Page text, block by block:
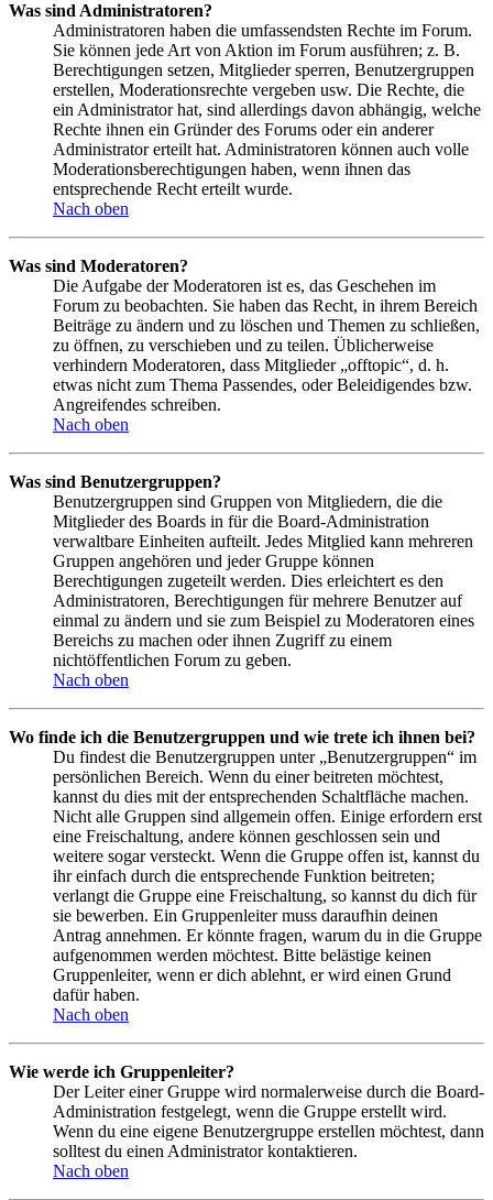
Was sind Administratoren?
Administratoren haben die umfassendsten Rechte im Forum.
Sie können jede Art von Aktion im Forum ausführen; z. B.
Berechtigungen setzen, Mitglieder sperren, Benutzergruppen
erstellen, Moderationsrechte vergeben usw. Die Rechte, die
ein Administrator hat, sind allerdings davon abhängig, welche
Rechte ihnen ein Gründer des Forums oder ein anderer
Administrator erteilt hat. Administratoren können auch volle
Moderationsberechtigungen haben, wenn ihnen das
entsprechende Recht erteilt wurde.
Nach oben
Was sind Moderatoren?
Die Aufgabe der Moderatoren ist es, das Geschehen im
Forum zu beobachten. Sie haben das Recht, in ihrem Bereich
Beiträge zu ändern und zu löschen und Themen zu schließen,
zu öffnen, zu verschieben und zu teilen. Üblicherweise
verhindern Moderatoren, dass Mitglieder „offtopic“, d. h.
etwas nicht zum Thema Passendes, oder Beleidigendes bzw.
Angreifendes schreiben.
Nach oben
Was sind Benutzergruppen?
Benutzergruppen sind Gruppen von Mitgliedern, die die
Mitglieder des Boards in für die Board-Administration
verwaltbare Einheiten aufteilt. Jedes Mitglied kann mehreren
Gruppen angehören und jeder Gruppe können
Berechtigungen zugeteilt werden. Dies erleichtert es den
Administratoren, Berechtigungen für mehrere Benutzer auf
einmal zu ändern und sie zum Beispiel zu Moderatoren eines
Bereichs zu machen oder ihnen Zugriff zu einem
nichtöffentlichen Forum zu geben.
Nach oben
Wo finde ich die Benutzergruppen und wie trete ich ihnen bei?
Du findest die Benutzergruppen unter „Benutzergruppen“ im
persönlichen Bereich. Wenn du einer beitreten möchtest,
kannst du dies mit der entsprechenden Schaltfläche machen.
Nicht alle Gruppen sind allgemein offen. Einige erfordern erst
eine Freischaltung, andere können geschlossen sein und
weitere sogar versteckt. Wenn die Gruppe offen ist, kannst du
ihr einfach durch die entsprechende Funktion beitreten;
verlangt die Gruppe eine Freischaltung, so kannst du dich für
sie bewerben. Ein Gruppenleiter muss daraufhin deinen
Antrag annehmen. Er könnte fragen, warum du in die Gruppe
aufgenommen werden möchtest. Bitte belästige keinen
Gruppenleiter, wenn er dich ablehnt, er wird einen Grund
dafür haben.
Nach oben
Wie werde ich Gruppenleiter?
Der Leiter einer Gruppe wird normalerweise durch die Board-
Administration festgelegt, wenn die Gruppe erstellt wird.
Wenn du eine eigene Benutzergruppe erstellen möchtest, dann
solltest du einen Administrator kontaktieren.
Nach oben